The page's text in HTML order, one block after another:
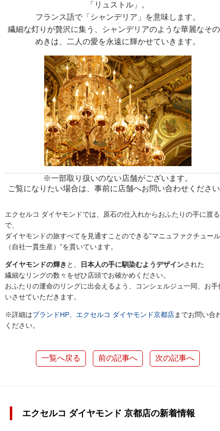
「リュストル」。
フランス語で「シャンデリア」を意味します。
繊細な灯りが贅沢に集う、シャンデリアのような華麗なそ
めきは、二人の愛を永遠に輝かせていきます。
※一部取り扱いのない店舗がございます。
ご覧になりたい場合は、事前に店舗へお問い合わせくださ
エクセルコ ダイヤモンドでは、原石の仕入れからおふたりの手に渡
で、
ダイヤモンドの旅すべてを見通すことのできる”マニュファクチュール
（自社一貫生産）”を貫いています。
ダイヤモンドの輝き と、 日本人の手に馴染むようデザインされた
繊細なリングの数々をぜひ店頭でお確かめください。
おふたりの運命のリングに出会えるよう、コンシェルジュ一同、お手
いさせていただきます。
※詳細はブランドHP エクセルコ ダイヤモンド京都店までお問い合
ください。
一覧へ戻る 前の記事へ 次の記事へ
エクセルコ ダイヤモンド 京都店の新着情報